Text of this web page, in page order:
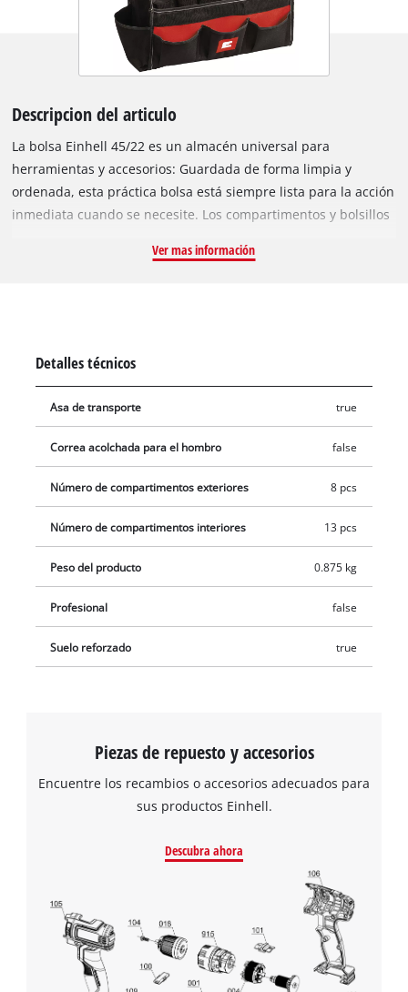
¡Necesitamos su consentimiento para
cargar el servicio Google Maps!
This content is not permitted to load due
to trackers that are not disclosed to the
Descripcion del articulo
La bolsa Einhell 45/22 es un almacén universal para
herramientas y accesorios: Guardada de forma limpia y
ordenada, esta práctica bolsa está siempre lista para la acción
inmediata cuando se necesite. Los compartimentos y bolsillos
herramientas pequeñas y grandes con sus accesorios: Por
fabricada con un material robusto para que pueda hacer
y en el taller. Además, cuenta con un fondo reforzado para
asegurar el contenido pesado. Para un manejo
excepcionalmente bueno, también cuenta con una robusta
asa de transporte con empuñadura blanda.
Ver mas información
Detalles técnicos
Asa de transporte true
Correa acolchada para el hombro false
Número de compartimentos exteriores 8 pcs
Número de compartimentos interiores 13 pcs
Peso del producto 0.875 kg
Profesional false
Suelo reforzado true
Piezas de repuesto y accesorios
Encuentre los recambios o accesorios adecuados para
sus productos Einhell.
Descubra ahora